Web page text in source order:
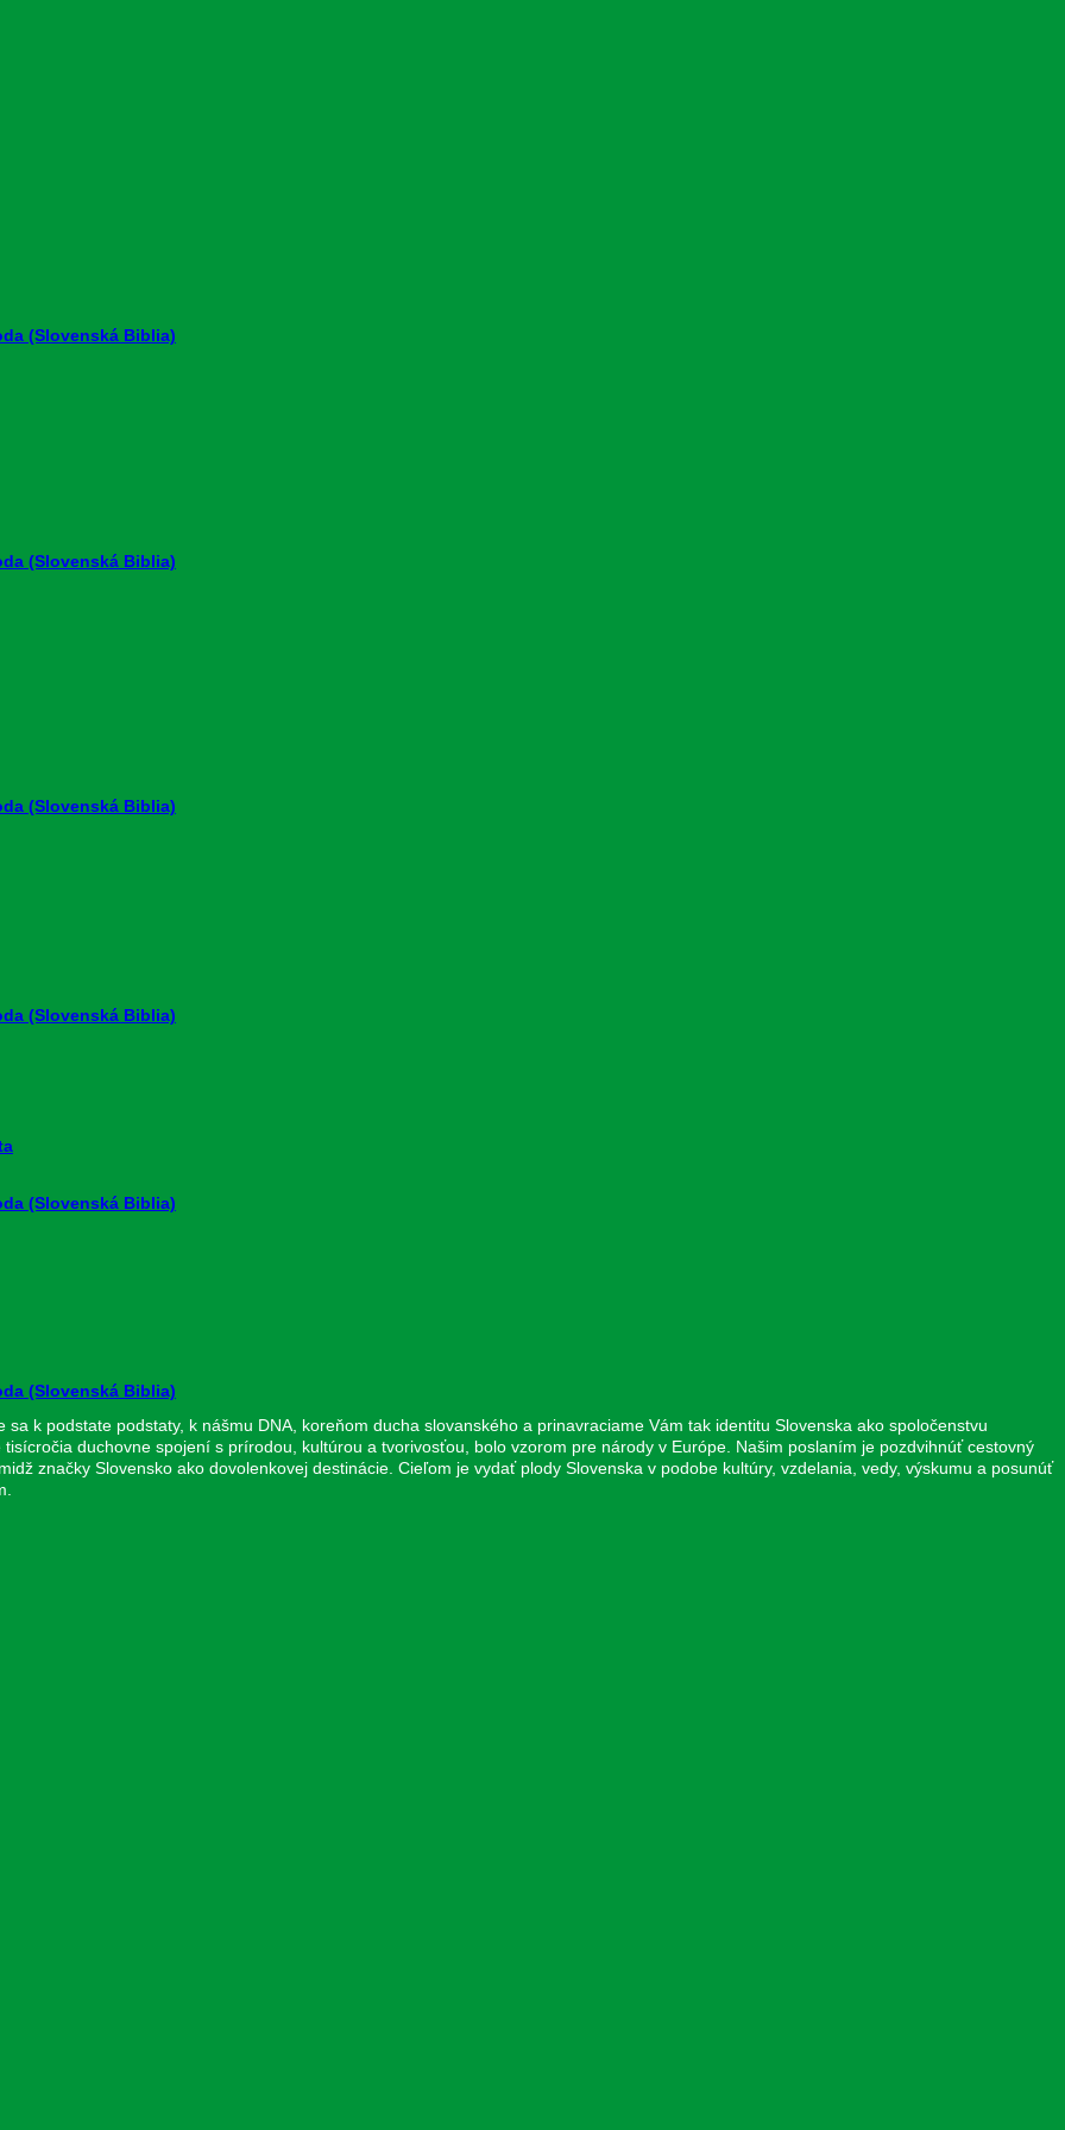
(Slovenská Biblia)
(Slovenská Biblia)
(Slovenská Biblia)
(Slovenská Biblia)
(Slovenská Biblia)
(Slovenská Biblia)
k podstate podstaty, k nášmu DNA, koreňom ducha slovanského a prinavraciame Vám tak identitu Slovenska ako spoločenstvu
duchovne spojení s prírodou, kultúrou a tvorivosťou, bolo vzorom pre národy v Európe. Našim poslaním je pozdvihnúť cestovný
značky Slovensko ako dovolenkovej destinácie. Cieľom je vydať plody Slovenska v podobe kultúry, vzdelania, vedy, výskumu a posunúť